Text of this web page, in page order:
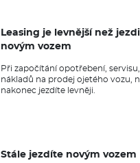
Leasing je levnější než
novým vozem
Při započítání opotřebení,
nákladů na prodej ojetého vozu,
nakonec jezdíte levněji.
Stále jezdíte novým vozem